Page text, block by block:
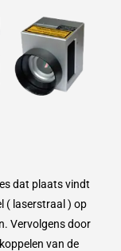
dat plaats vindt
( laserstraal ) op
Vervolgens door
van de